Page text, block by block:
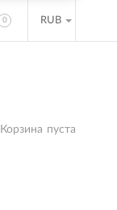
0 RUB
Корзина пуста